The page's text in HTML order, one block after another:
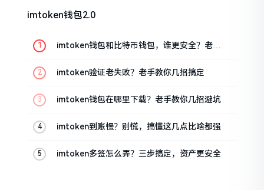
imtoken钱包2.0
imtoken钱包和比特币钱包，谁更安全？老玩
imtoken验证老失败？老手教你几招搞定
imtoken钱包在哪里下载？老手教你几招避坑
imtoken到账慢？别慌，搞懂这几点比啥都强
imtoken多签怎么弄？三步搞定，资产更安全